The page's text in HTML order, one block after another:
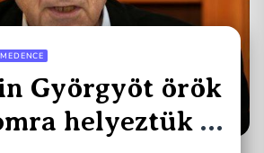
Györgyöt örök
helyeztük a